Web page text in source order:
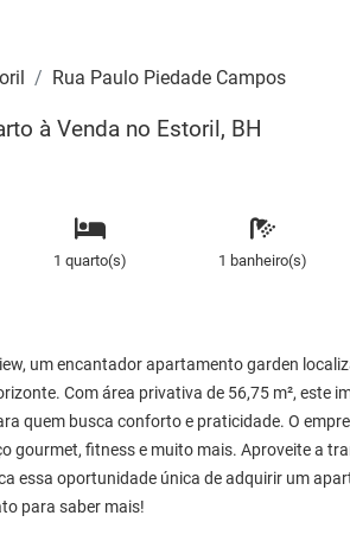
Rua Paulo Piedade Campos
à Venda no Estoril, BH
1 quarto(s) 1 banheiro(s)
um encantador apartamento garden
Com área privativa de 56,75 m², este
quem busca conforto e praticidade. O
gourmet, fitness e muito mais. Aproveite a
essa oportunidade única de adquirir um
para saber mais!